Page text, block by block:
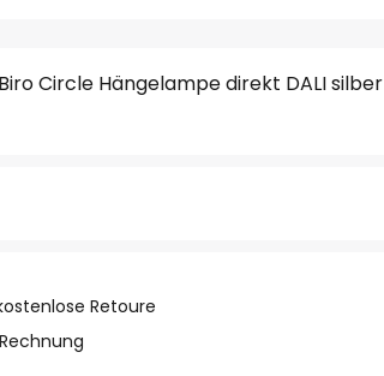
Biro Circle Hängelampe direkt DALI silber
Retoure